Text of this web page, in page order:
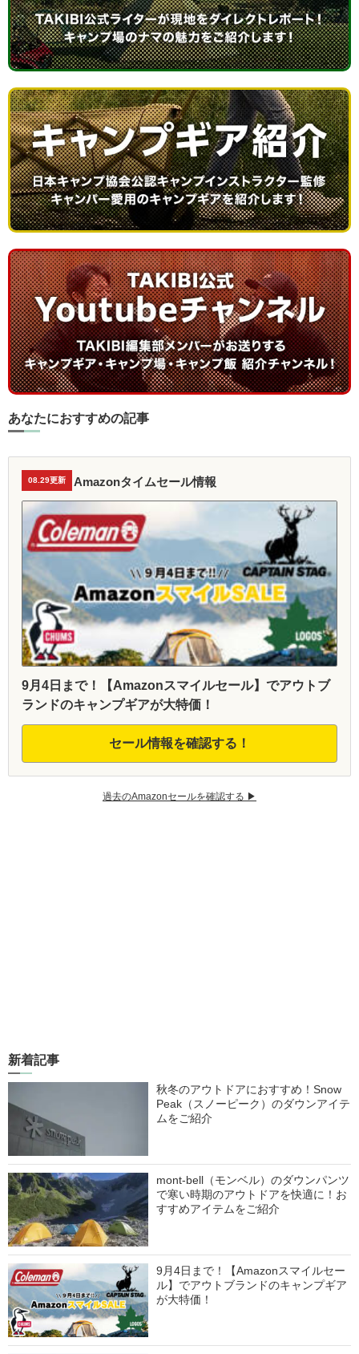
あなたにおすすめの記事
08.29更新 Amazonタイムセール情報
9月4日まで！【Amazonスマイルセール】でアウトブ
ランドのキャンプギアが大特価！
セール情報を確認する！
過去のAmazonセールを確認する ▶︎
新着記事
秋冬のアウトドアにおすすめ！Snow
Peak（スノーピーク）のダウンアイテ
ムをご紹介
mont-bell（モンベル）のダウンパンツ
で寒い時期のアウトドアを快適に！お
すすめアイテムをご紹介
9月4日まで！【Amazonスマイルセー
ル】でアウトブランドのキャンプギア
が大特価！